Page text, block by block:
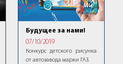
Будущее за нами!
07/10/2019
Конкурс детского рисунка
от автозавода марки ГАЗ.